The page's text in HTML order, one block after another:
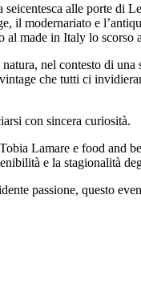
alle porte di
il modernariato e
al made in Italy lo scorso
nel contesto di
che tutti ci
con sincera curiosità.
Lamare e food
e la stagionalità
passione, questo